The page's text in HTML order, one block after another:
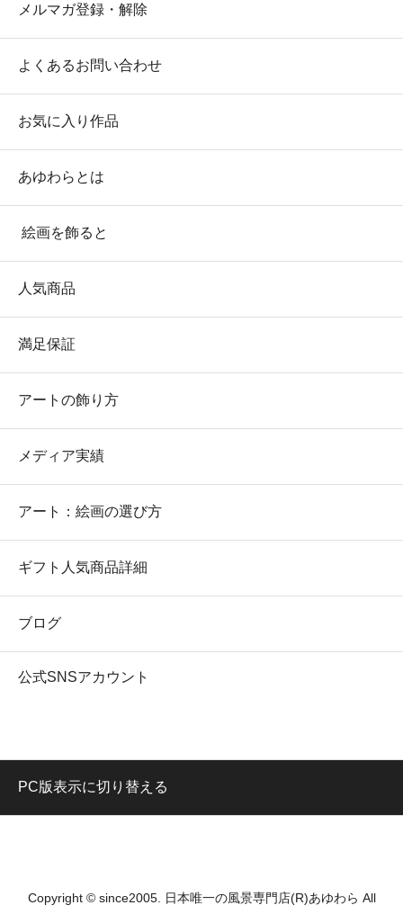
メルマガ登録・解除
よくあるお問い合わせ
お気に入り作品
あゆわらとは
絵画を飾ると
人気商品
満足保証
アートの飾り方
メディア実績
アート：絵画の選び方
ギフト人気商品詳細
ブログ
公式SNSアカウント
PC版表示に切り替える
Copyright © since2005. 日本唯一の風景専門店(R)あゆわら All